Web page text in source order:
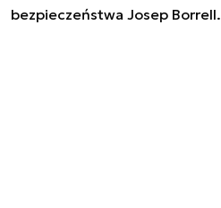
bezpieczeństwa Josep Borrell.